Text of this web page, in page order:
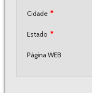
Cidade *
Estado *
Página WEB